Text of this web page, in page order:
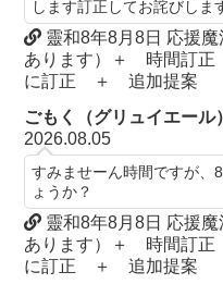
します訂正してお詫びしま
靈和8年8月8日 応援
あります）＋ 時間訂正
に訂正 ＋ 追加提案
ごもく（グリュイエール）
2026.08.05
すみませーん時間ですが、
ょうか？
靈和8年8月8日 応援
あります）＋ 時間訂正
に訂正 ＋ 追加提案